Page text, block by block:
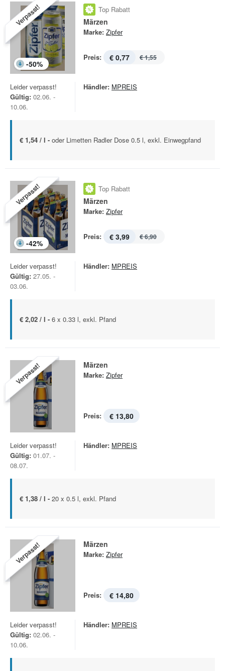
Verpasst!
-50%
Top Rabatt
Märzen
Marke: Zipfer
Preis: € 0,77 € 1,55
Leider verpasst!
Gültig: 02.06. -
10.06.
Händler: MPREIS
€ 1,54 / l - oder Limetten Radler Dose 0.5 l, exkl. Einwegpfand
Verpasst!
-42%
Top Rabatt
Märzen
Marke: Zipfer
Preis: € 3,99 € 6,90
Leider verpasst!
Gültig: 27.05. -
03.06.
Händler: MPREIS
€ 2,02 / l - 6 x 0.33 l, exkl. Pfand
Verpasst! Märzen
Marke: Zipfer
Preis: € 13,80
Leider verpasst!
Gültig: 01.07. -
08.07.
Händler: MPREIS
€ 1,38 / l - 20 x 0.5 l, exkl. Pfand
Verpasst! Märzen
Marke: Zipfer
Preis: € 14,80
Leider verpasst!
Gültig: 02.06. -
10.06.
Händler: MPREIS